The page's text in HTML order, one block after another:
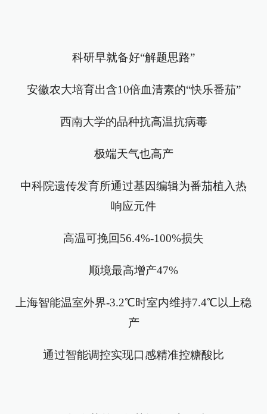
科研早就备好“解题思路”
安徽农大培育出含10倍血清素的“快乐番茄”
西南大学的品种抗高温抗病毒
极端天气也高产
中科院遗传发育所通过基因编辑为番茄植入热
响应元件
高温可挽回56.4%-100%损失
顺境最高增产47%
上海智能温室外界-3.2℃时室内维持7.4℃以上稳
产
通过智能调控实现口感精准控糖酸比